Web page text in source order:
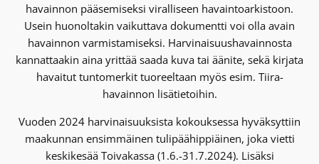
havainnon pääsemiseksi viralliseen havaintoarkistoon.
Usein huonoltakin vaikuttava dokumentti voi olla avain
havainnon varmistamiseksi. Harvinaisuushavainnosta
kannattaakin aina yrittää saada kuva tai äänite, sekä kirjata
havaitut tuntomerkit tuoreeltaan myös esim. Tiira-
havainnon lisätietoihin.
Vuoden 2024 harvinaisuuksista kokouksessa hyväksyttiin
maakunnan ensimmäinen tulipäähippiäinen, joka vietti
keskikesää Toivakassa (1.6.-31.7.2024). Lisäksi